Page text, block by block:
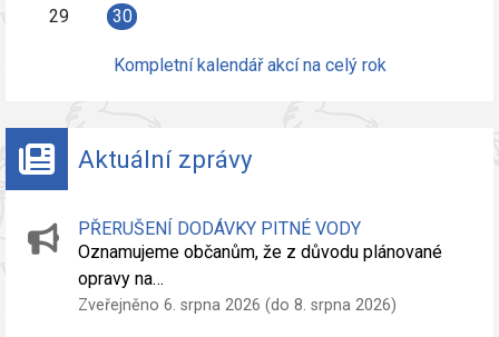
29
30
Kompletní kalendář akcí na celý rok
Aktuální zprávy
PŘERUŠENÍ DODÁVKY PITNÉ VODY
Oznamujeme občanům, že z důvodu plánované
opravy na…
Zveřejněno 6. srpna 2026 (do 8. srpna 2026)